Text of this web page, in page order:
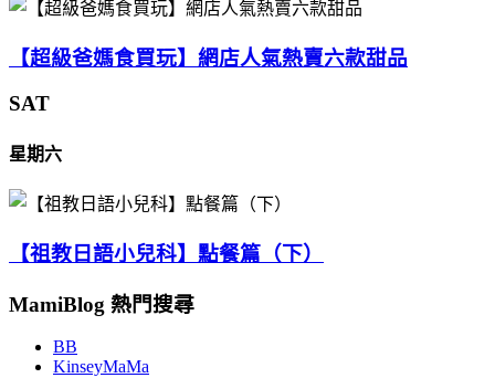
【超級爸媽食買玩】網店人氣熱賣六款甜品
SAT
星期六
【祖教日語小兒科】點餐篇（下）
MamiBlog 熱門搜尋
BB
KinseyMaMa